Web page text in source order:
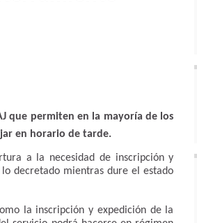
que permiten en la mayoría de los
en horario de tarde.
a la necesidad de inscripción y
decretado mientras dure el estado
la inscripción y expedición de la